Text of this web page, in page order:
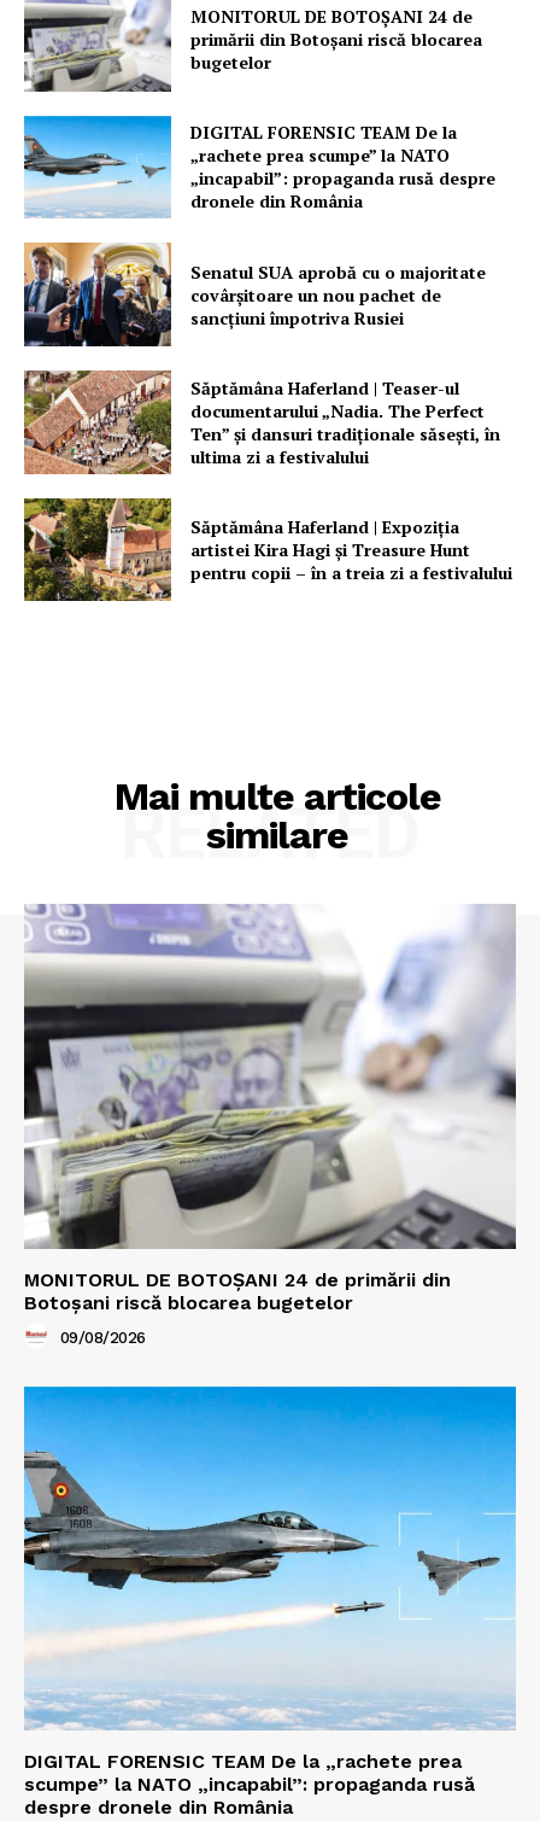
Un proiect
FREEDOM HOUSE ROMÂNIA
PRESShub
Despre noi / Echipa
Proiecte editoriale
Rețea
Contact
MONITORUL DE BOTOȘANI 24 de
primării din Botoșani riscă blocarea
bugetelor
DIGITAL FORENSIC TEAM De la
„rachete prea scumpe” la NATO
„incapabil”: propaganda rusă despre
dronele din România
Senatul SUA aprobă cu o majoritate
covârșitoare un nou pachet de
sancțiuni împotriva Rusiei
Săptămâna Haferland | Teaser-ul
documentarului „Nadia. The Perfect
Ten” şi dansuri tradiţionale săseşti, în
ultima zi a festivalului
Săptămâna Haferland | Expoziţia
artistei Kira Hagi şi Treasure Hunt
pentru copii – în a treia zi a festivalului
Mai multe articole
similare
RELATED
MONITORUL DE BOTOȘANI 24 de primării din
Botoșani riscă blocarea bugetelor
09/08/2026
DIGITAL FORENSIC TEAM De la „rachete prea
scumpe” la NATO „incapabil”: propaganda rusă
despre dronele din România